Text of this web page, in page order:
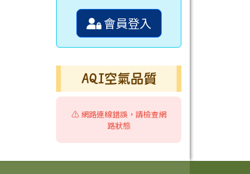
會員登入
AQI空氣品質
⚠️ 網路連線錯誤，請檢查網
路狀態